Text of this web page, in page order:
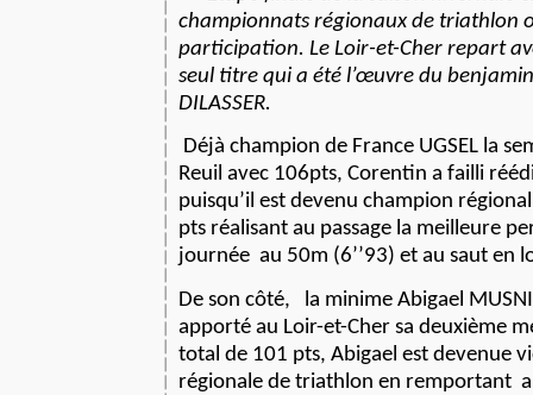
championnats régionaux de triathlon
participation. Le Loir-et-Cher repart
seul titre qui a été l’œuvre du benjamin
DILASSER.
Déjà champion de France UGSEL la
Reuil avec 106pts, Corentin a failli
puisqu’il est devenu champion
pts réalisant au passage la meilleure
journée au 50m (6’’93) et au saut en
De son côté,
la minime Abigael
apporté au Loir-et-Cher sa deuxième
total de 101 pts, Abigael est devenue
régionale de triathlon en remportant